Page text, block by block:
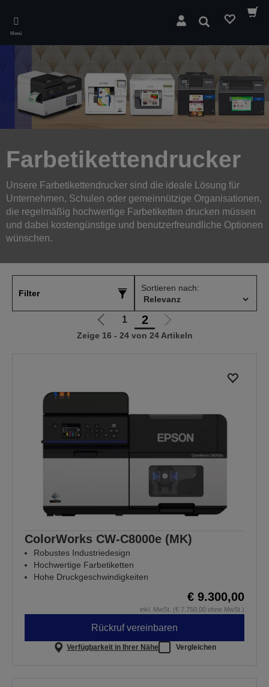
main
content
Menü
Suchen
Farbetikettendrucker
Unsere Farbetikettendrucker sind die ideale Lösung für
Unternehmen, Schulen oder gemeinnützige Organisationen,
die regelmäßig hochwertige Farbetiketten drucken müssen
und dabei kostengünstige und benutzerfreundliche Optionen
wünschen.
Filter
Sortieren nach:
Zur
vorherigen
1 2
Zur
nächsten
Zeige 16 - 24 von 24 Artikeln
ColorWorks CW-C8000e (MK)
Robustes Industriedesign
Hochwertige Farbetiketten
Hohe Druckgeschwindigkeiten
€ 9.300,00
inkl. MwSt. (€ 7.750,00 ohne MwSt.)
Rückruf vereinbaren
Verfügbarkeit in Ihrer Nähe Vergleichen